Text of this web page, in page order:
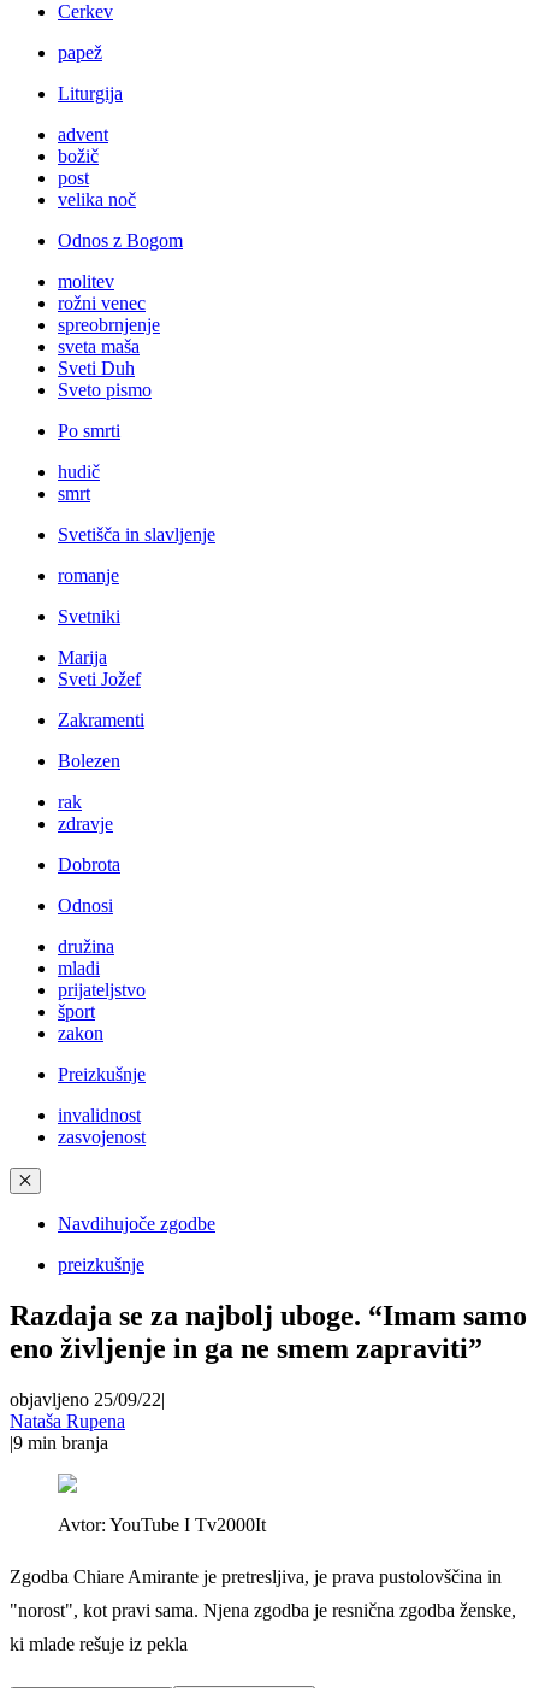
Cerkev
papež
Liturgija
advent
božič
post
velika noč
Odnos z Bogom
molitev
rožni venec
spreobrnjenje
sveta maša
Sveti Duh
Sveto pismo
Po smrti
hudič
smrt
Svetišča in slavljenje
romanje
Svetniki
Marija
Sveti Jožef
Zakramenti
Bolezen
rak
zdravje
Dobrota
Odnosi
družina
mladi
prijateljstvo
šport
zakon
Preizkušnje
invalidnost
zasvojenost
✕
Navdihujoče zgodbe
preizkušnje
Razdaja se za najbolj uboge. “Imam samo
eno življenje in ga ne smem zapraviti”
objavljeno 25/09/22|
Nataša Rupena
|9 min branja
Avtor: YouTube I Tv2000It
Zgodba Chiare Amirante je pretresljiva, je prava pustolovščina in
"norost", kot pravi sama. Njena zgodba je resnična zgodba ženske,
ki mlade rešuje iz pekla